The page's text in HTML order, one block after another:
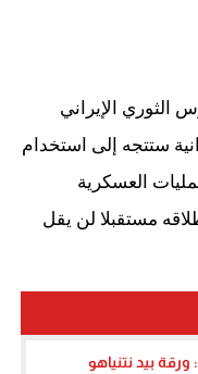
الثوري الإيراني
ستتجه إلى استخدام
العسكرية
مستقبلا لن يقل
بيد نتنياهو